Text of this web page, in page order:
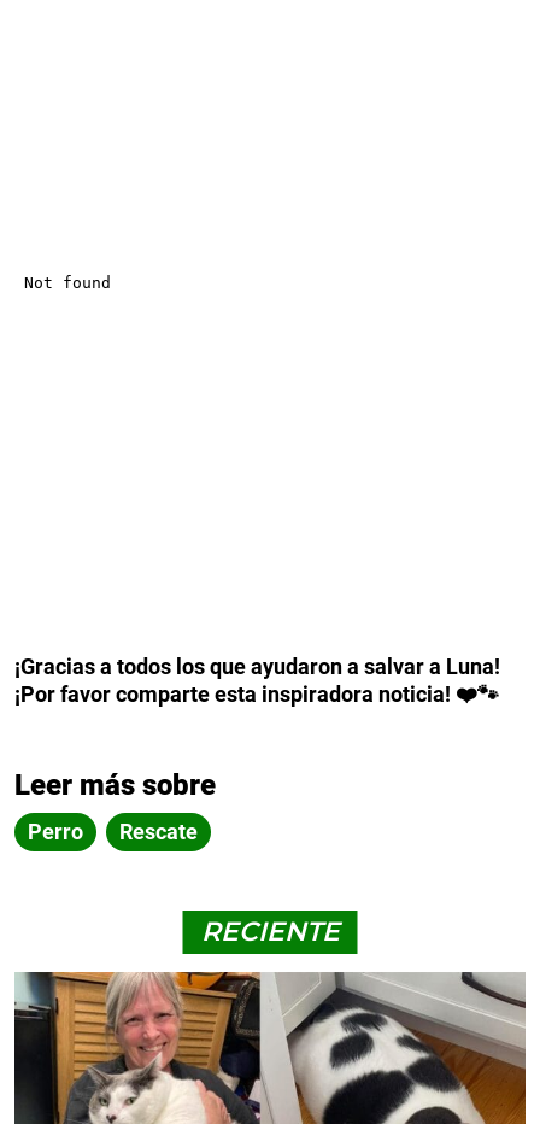
¡Gracias a todos los que ayudaron a salvar a Luna!
¡Por favor comparte esta inspiradora noticia! ❤️🐾
Leer más sobre
Perro Rescate
RECIENTE